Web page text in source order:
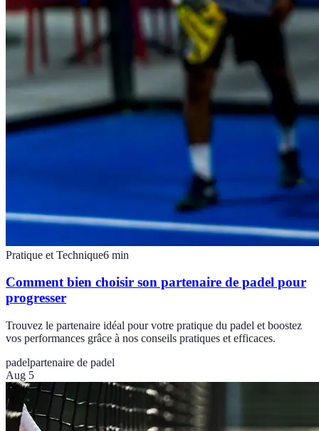
Pratique et Technique6 min
Comment bien choisir son partenaire de padel pour
progresser
Trouvez le partenaire idéal pour votre pratique du padel et boostez
vos performances grâce à nos conseils pratiques et efficaces.
padelpartenaire de padel
Aug 5